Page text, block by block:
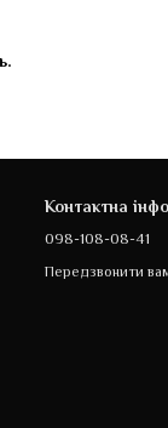
Контактна
098-108-08-41
Передзвонити